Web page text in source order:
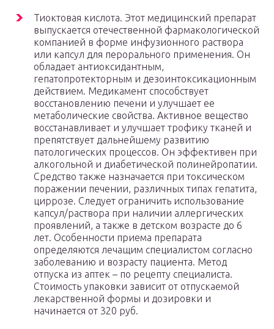
Тиоктовая кислота. Этот медицинский препарат
выпускается отечественной фармакологической
компанией в форме инфузионного раствора
или капсул для перорального применения. Он
обладает антиоксидантным,
гепатопротекторным и дезоинтоксикационным
действием. Медикамент способствует
восстановлению печени и улучшает ее
метаболические свойства. Активное вещество
восстанавливает и улучшает трофику тканей и
препятствует дальнейшему развитию
патологических процессов. Он эффективен при
алкогольной и диабетической полинейропатии.
Средство также назначается при токсическом
поражении печении, различных типах гепатита,
циррозе. Следует ограничить использование
капсул/раствора при наличии аллергических
проявлений, а также в детском возрасте до 6
лет. Особенности приема препарата
определяются лечащим специалистом согласно
заболеванию и возрасту пациента. Метод
отпуска из аптек – по рецепту специалиста.
Стоимость упаковки зависит от отпускаемой
лекарственной формы и дозировки и
начинается от 320 руб.